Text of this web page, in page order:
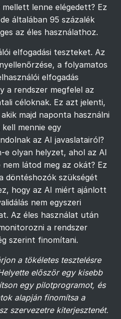
lenne elégedett? Ez
általában 95 százalék
az éles használathoz.
elfogadási teszteket. Az
a folyamatos
elfogadás
a rendszer megfelel az
céloknak. Ez azt jelenti,
majd naponta használni
mennie egy
az AI javaslatairól?
e olyan helyzet, ahol az AI
látod meg az okát? Ez
döntéshozók szükségét
hogy az AI miért ajánlott
nem egyszeri
Az éles használat után
a rendszer
szerint finomítani.
a tökéletes tesztelésre
először egy kisebb
egy pilotprogramot, és
alapján finomítsa a
szervezetre kiterjesztenét.